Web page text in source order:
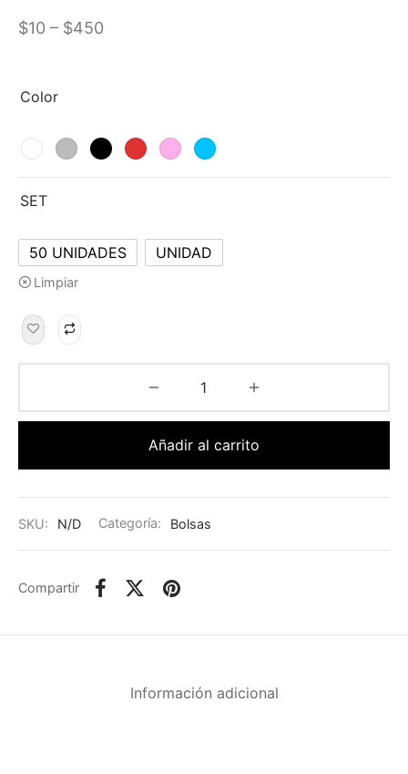
$10 – $450
Color
SET
50 UNIDADES UNIDAD
Limpiar
Añadir al carrito
SKU: N/D Categoría: Bolsas
Compartir
Información adicional